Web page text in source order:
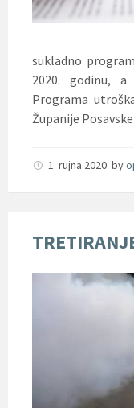
sukladno
2020. godinu,
Programa
Županije
1. rujna 2020. by